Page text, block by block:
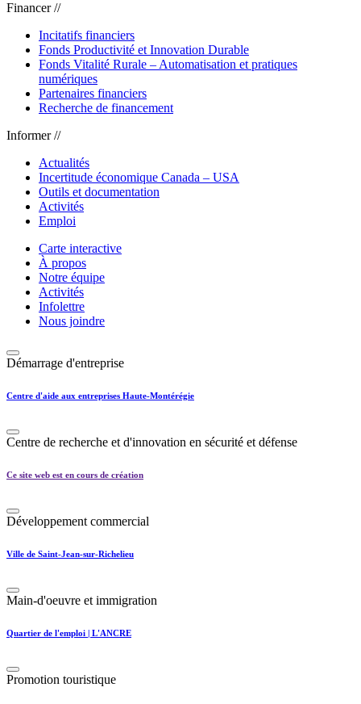
Financer //
Incitatifs financiers
Fonds Productivité et Innovation Durable
Fonds Vitalité Rurale – Automatisation et pratiques
numériques
Partenaires financiers
Recherche de financement
Informer //
Actualités
Incertitude économique Canada – USA
Outils et documentation
Activités
Emploi
Carte interactive
À propos
Notre équipe
Activités
Infolettre
Nous joindre
Démarrage d'entreprise
Centre d'aide aux entreprises Haute-Montérégie
Centre de recherche et d'innovation en sécurité et défense
Ce site web est en cours de création
Développement commercial
Ville de Saint-Jean-sur-Richelieu
Main-d'oeuvre et immigration
Quartier de l'emploi | L'ANCRE
Promotion touristique